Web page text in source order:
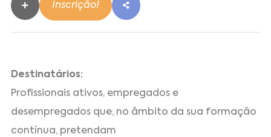
Inscrição!
Destinatários:
Profissionais ativos, empregados e
desempregados que, no âmbito da sua formação
contínua, pretendam